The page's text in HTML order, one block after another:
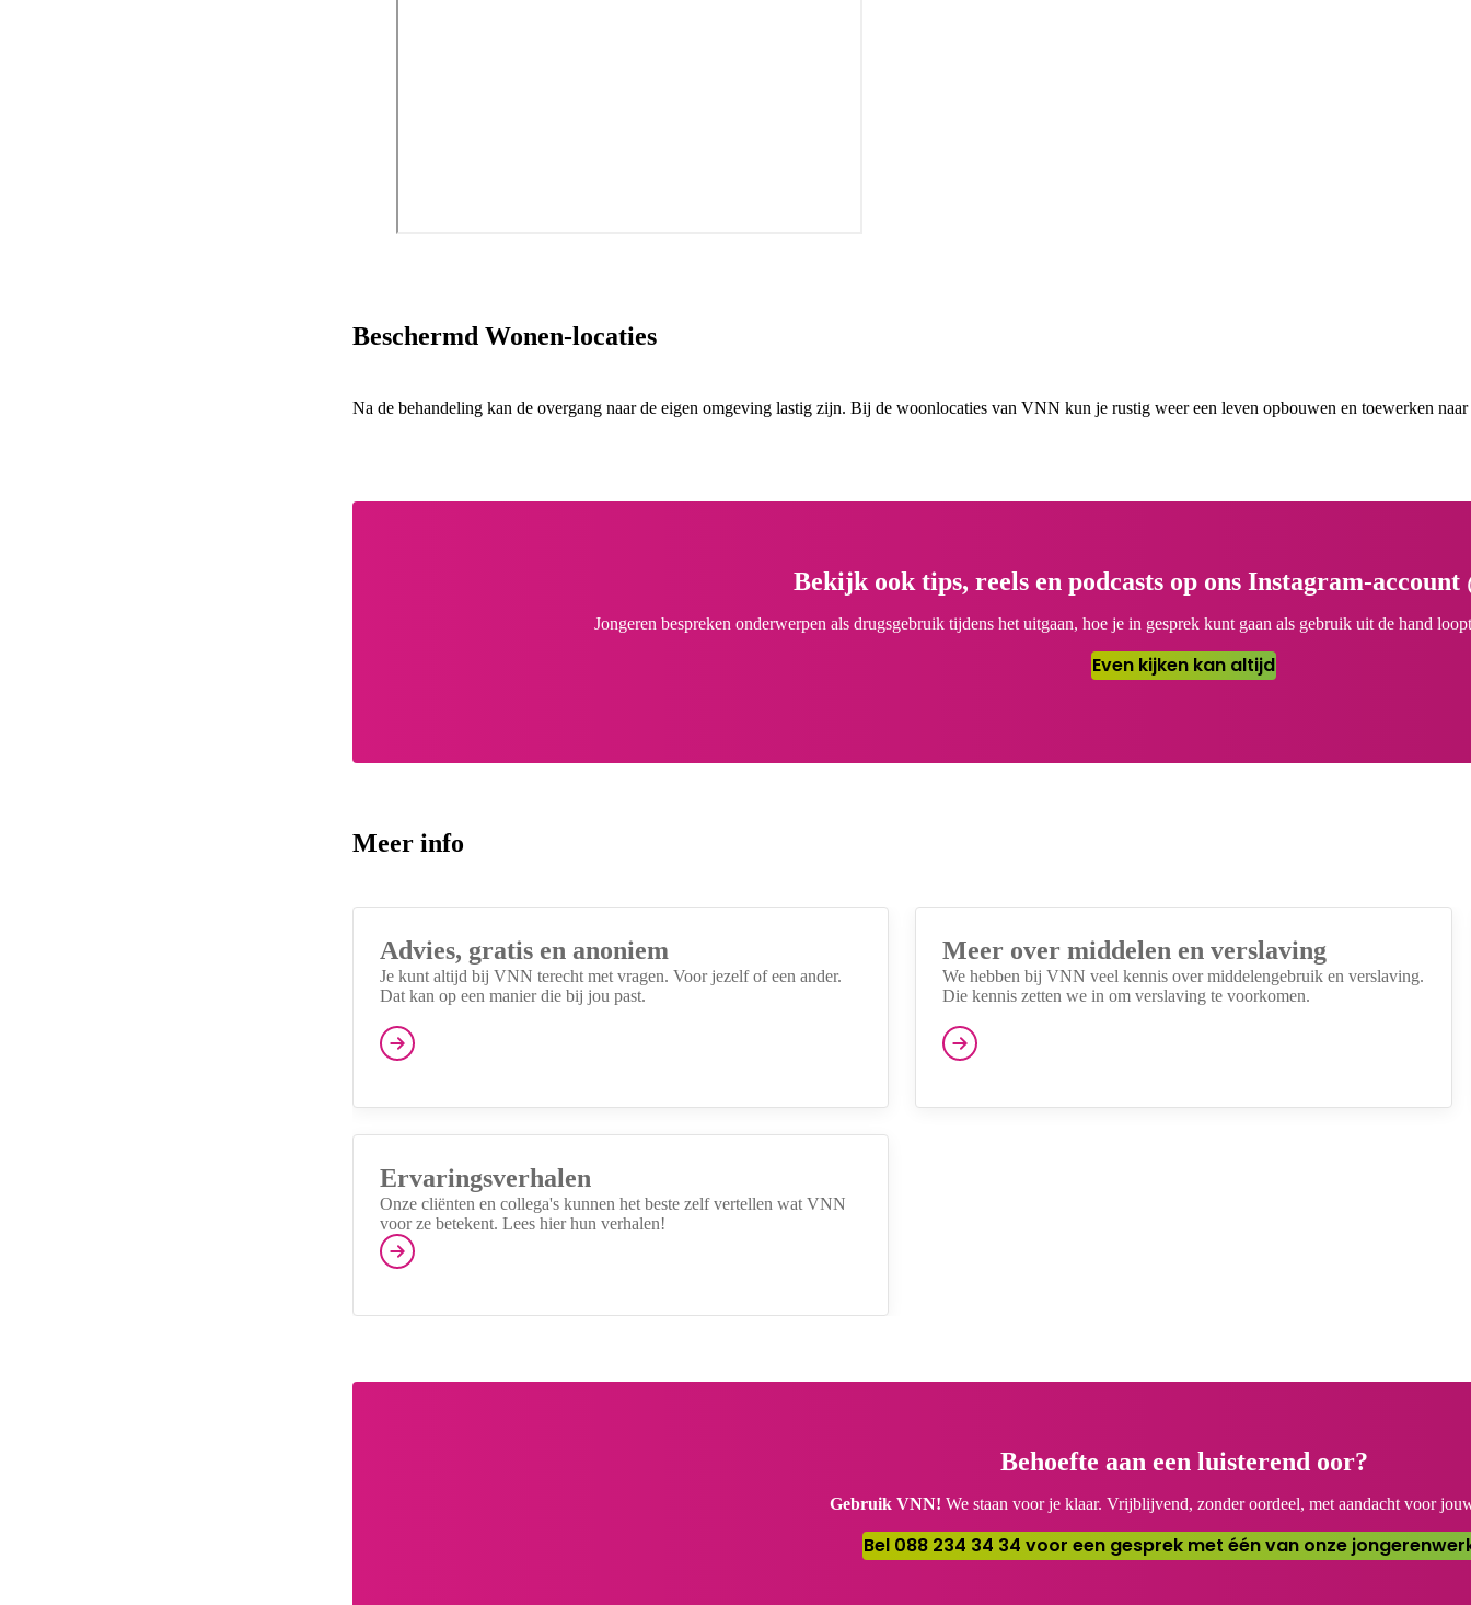
Beschermd Wonen-locaties
Na de behandeling kan de overgang naar de eigen omgeving lastig zijn. Bij de woonlocaties van VNN kun je rustig weer een leven opbouwen en toewerken
Bekijk ook tips, reels en podcasts op ons Instagram-account
Jongeren bespreken onderwerpen als drugsgebruik tijdens het uitgaan, hoe je in gesprek kunt gaan als gebruik uit de hand
Even kijken kan altijd
Meer info
Advies, gratis en anoniem
Je kunt altijd bij VNN terecht met vragen. Voor jezelf of een ander.
Dat kan op een manier die bij jou past.
Meer over middelen en verslaving
We hebben bij VNN veel kennis over middelengebruik en verslaving.
Die kennis zetten we in om verslaving te voorkomen.
Ervaringsverhalen
Onze cliënten en collega's kunnen het beste zelf vertellen wat VNN
voor ze betekent. Lees hier hun verhalen!
Behoefte aan een luisterend oor?
Gebruik VNN! We staan voor je klaar. Vrijblijvend, zonder oordeel, met aandacht voor
Bel 088 234 34 34 voor een gesprek met één van onze